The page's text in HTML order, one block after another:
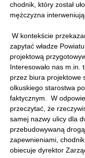
chodnik, który został
mężczyzna
W kontekście
zapytać władze
projektową
Interesowało nas
przez biura projektowe
olkuskiego starostwa
faktycznym. W
przeczytać, że
samej nazwy ulicy dla
przebudowywaną
zapewnieniami,
obiecuje dyrektor